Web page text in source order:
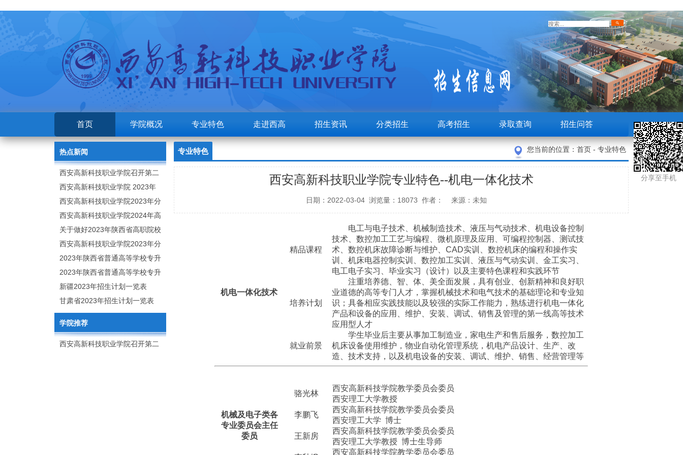
首页 学院概况 专业特色 走进西高 招生资讯 分类招生 高考招生 录取查询 招生问答
热点新闻
西安高新科技职业学院召开第二
次党代会
西安高新科技职业学院 2023年
高职分类考试招生章程
西安高新科技职业学院2023年分
类招生专业及计划
西安高新科技职业学院2024年高
职分类招生章程
关于做好2023年陕西省高职院校
分类考试工作的通知
西安高新科技职业学院2023年分
类考试招生简章
2023年陕西省普通高等学校专升
本招生专业目录
2023年陕西省普通高等学校专升
本招生专业课考核科目
新疆2023年招生计划一览表
甘肃省2023年招生计划一览表
学院推荐
西安高新科技职业学院召开第二
专业特色 您当前的位置： 首页 - 专业特色
分享至手机
西安高新科技职业学院专业特色--机电一体化技术
日期：2022-03-04 浏览量：18073 作者： 来源：未知
机电一体化技术
精品课程
电工与电子技术、机械制造技术、液压与气动技术、机电设备控制
技术、数控加工工艺与编程、微机原理及应用、可编程控制器、测试技
术、数控机床故障诊断与维护、 CAD实训、数控机床的编程和操作实
训、机床电器控制实训、数控加工实训、液压与气动实训、金工实习、
电工电子实习、毕业实习（设计）以及主要特色课程和实践环节
培养计划
注重培养德、智、体、美全面发展，具有创业、创新精神和良好职
业道德的高等专门人才，掌握机械技术和电气技术的基础理论和专业知
识；具备相应实践技能以及较强的实际工作能力，熟练进行机电一体化
产品和设备的应用、维护、安装、调试、销售及管理的第一线高等技术
应用型人才
就业前景
学生毕业后主要从事加工制造业，家电生产和售后服务，数控加工
机床设备使用维护，物业自动化管理系统，机电产品设计、生产、改
造、技术支持，以及机电设备的安装、调试、维护、销售、经营管理等
机械及电子类各
专业委员会主任
委员
骆光林
西安高新科技学院教学委员会委员
西安理工大学教授
李鹏飞
西安高新科技学院教学委员会委员
西安理工大学 博士
王新房
西安高新科技学院教学委员会委员
西安理工大学教授 博士生导师
西安高新科技学院教学委员会委员